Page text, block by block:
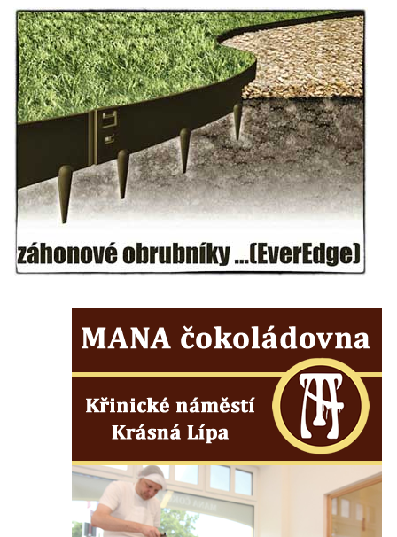
Hrob Christodoulona Panayiotise na
hřbitově v Benešově nad Ploučnicí
Hrob Franze Wünsche na hřbitově v
Benešově nad Ploučnicí
Pamětní desky obětem 1. světové války v
kapli Panny Marie Bolestné v Benešově
nad Ploučnicí
Pamětní deska Samuela Fullera na zámku
v Sokolově
Šumburk nad Desnou v Tanvaldu
nad Desnou v Tanvaldu
Hrob sovětských dětí na hřbitově Šumburk
Tanvaldu
Kenotaf Josefa Staritze na hřbitově ve
Hrob Antona Reintsche na hřbitově ve
Starých Křečanech